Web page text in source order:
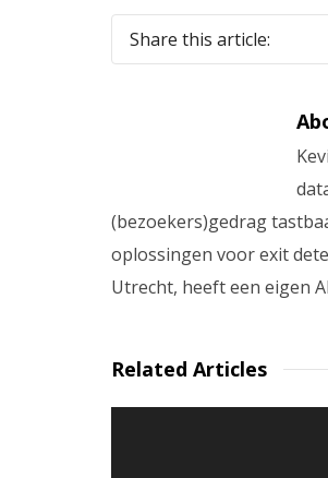
Share this article:
(bezoekers)gedrag
oplossingen voor exit
Utrecht, heeft een eigen
Related Articles